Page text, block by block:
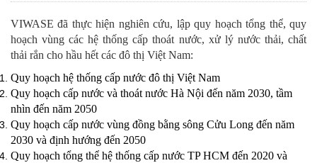
VIWASE đã thực hiện nghiên cứu, lập quy hoạch tổng thể, quy
hoạch vùng các hệ thống cấp thoát nước, xử lý nước thải, chất
thải rắn cho hầu hết các đô thị Việt Nam:
Quy hoạch hệ thống cấp nước đô thị Việt Nam
Quy hoạch cấp nước và thoát nước Hà Nội đến năm 2030, tầm
nhìn đến năm 2050
Quy hoạch cấp nước vùng đồng bằng sông Cửu Long đến năm
2030 và định hướng đến 2050
Quy hoạch tổng thể hệ thống cấp nước TP HCM đến 2020 và